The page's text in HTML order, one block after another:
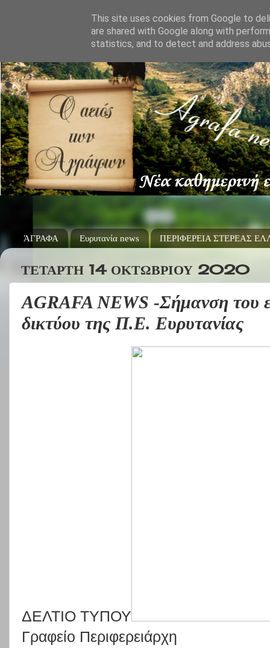
ΆΓΡΑΦΑ Ευρυτανία news ΠΕΡΙΦΕΡΕΙΑ ΣΤΕΡΕΑΣ
ΤΕΤΆΡΤΗ 14 ΟΚΤΩΒΡΊΟΥ 2020
AGRAFA NEWS -Σήμανση του
δικτύου της Π.Ε. Ευρυτανίας
ΔΕΛΤΙΟ ΤΥΠΟΥ
Γραφείο Περιφερειάρχη
This site uses cookies from Google to
are shared with Google along with
statistics, and to detect and address